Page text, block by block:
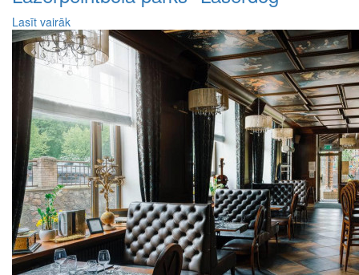
Lasīt vairāk